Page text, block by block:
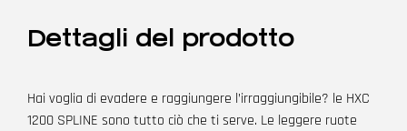
Dettagli del prodotto
Hai voglia di evadere e raggiungere l’irraggiungibile? le HXC
1200 SPLINE sono tutto ciò che ti serve. Le leggere ruote